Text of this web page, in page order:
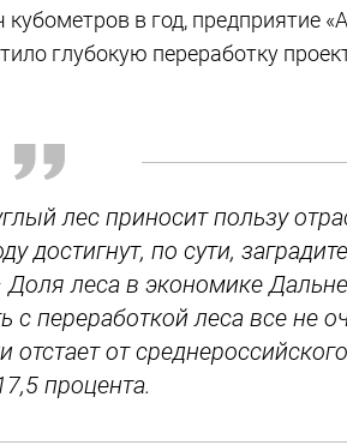
кубометров в год, предприятие
глубокую переработку
лес приносит пользу
достигнут, по сути,
леса в экономике
с переработкой леса все не
от
процента.